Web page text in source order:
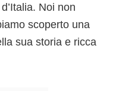
Noi non
scoperto una
sua storia e ricca